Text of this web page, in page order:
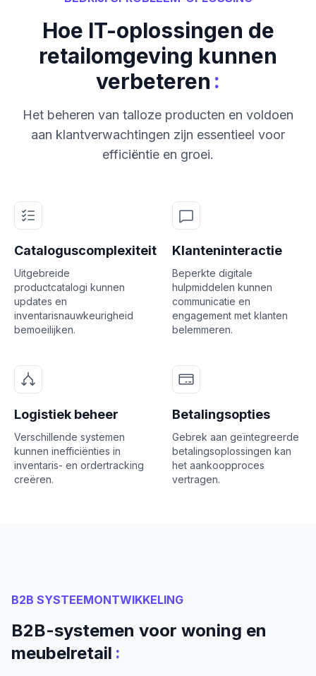
Hoe IT-oplossingen de
retailomgeving kunnen
verbeteren :
Het beheren van talloze producten en voldoen
aan klantverwachtingen zijn essentieel voor
efficiëntie en groei.
Cataloguscomplexiteit
Uitgebreide
productcatalogi kunnen
updates en
inventarisnauwkeurigheid
bemoeilijken.
Klanteninteractie
Beperkte digitale
hulpmiddelen kunnen
communicatie en
engagement met klanten
belemmeren.
Logistiek beheer
Verschillende systemen
kunnen inefficiënties in
inventaris- en ordertracking
creëren.
Betalingsopties
Gebrek aan geïntegreerde
betalingsoplossingen kan
het aankoopproces
vertragen.
B2B SYSTEEMONTWIKKELING
B2B-systemen voor woning en
meubelretail :